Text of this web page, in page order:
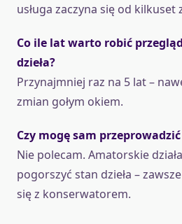
usługa zaczyna się od kilkuset
Co ile lat warto robić
dzieła?
Przynajmniej raz na 5 lat –
zmian gołym okiem.
Czy mogę sam
Nie polecam. Amatorskie
pogorszyć stan dzieła –
się z konserwatorem.